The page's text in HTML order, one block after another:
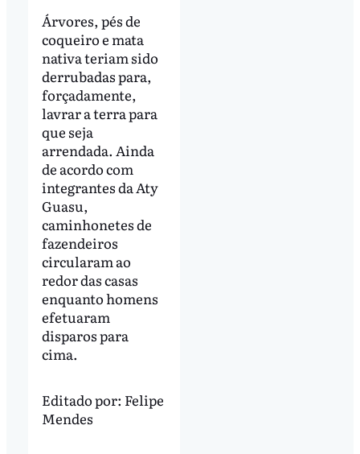
Árvores, pés de
coqueiro e mata
nativa teriam sido
derrubadas para,
forçadamente,
lavrar a terra para
que seja
arrendada. Ainda
de acordo com
integrantes da Aty
Guasu,
caminhonetes de
fazendeiros
circularam ao
redor das casas
enquanto homens
efetuaram
disparos para
cima.
Editado por: Felipe
Mendes